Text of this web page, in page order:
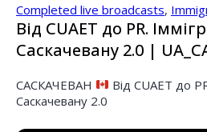
Completed live broadcasts,
Від CUAET до PR.
Саскачевану 2.0 |
САСКАЧЕВАН
Від CUAET до
Саскачевану 2.0